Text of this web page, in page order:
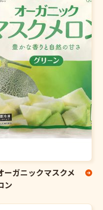
ーガニックマスクメ
ン